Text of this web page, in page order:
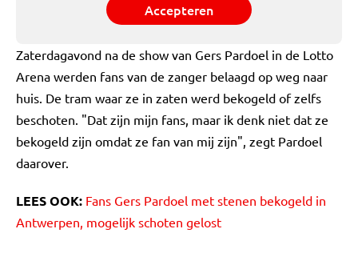
Accepteren
Zaterdagavond na de show van Gers Pardoel in de Lotto
Arena werden fans van de zanger belaagd op weg naar
huis. De tram waar ze in zaten werd bekogeld of zelfs
beschoten. "Dat zijn mijn fans, maar ik denk niet dat ze
bekogeld zijn omdat ze fan van mij zijn", zegt Pardoel
daarover.
LEES OOK: Fans Gers Pardoel met stenen bekogeld in
Antwerpen, mogelijk schoten gelost